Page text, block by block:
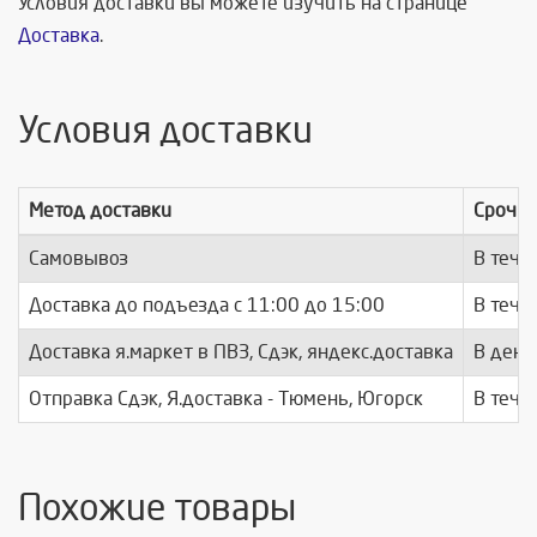
Доставка.
Условия доставки
Метод доставки
Самовывоз В
Доставка до подъезда c 11:00 до 15:00 В
Доставка я.маркет в ПВЗ, Сдэк, яндекс.доставка В день
Отправка Сдэк, Я.доставка - Тюмень, Югорск В
Похожие товары